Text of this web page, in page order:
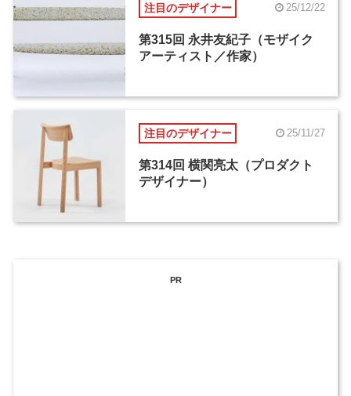
注目のデザイナー 25/12/22
第315回 永井友紀子（モザイク
アーティスト／作家）
注目のデザイナー 25/11/27
第314回 横関亮太（プロダクト
デザイナー）
PR